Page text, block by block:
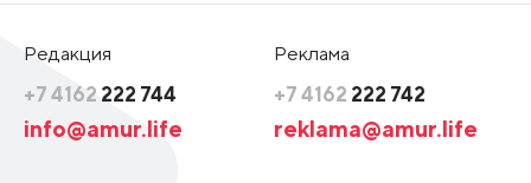
Редакция
+7 4162 222 744
info@amur.life
Реклама
+7 4162 222 742
reklama@amur.life